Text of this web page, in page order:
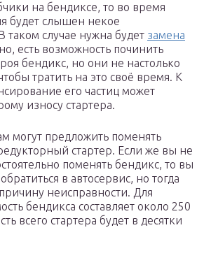
на бендиксе, то во время
будет слышен некое
таком случае нужна будет замена
есть возможность починить
бендикс, но они не настолько
тратить на это своё время. К
его частиц может
износу стартера.
могут предложить поменять
стартер. Если же вы не
поменять бендикс, то вы
в автосервис, но тогда
неисправности. Для
бендикса составляет около 250
всего стартера будет в десятки